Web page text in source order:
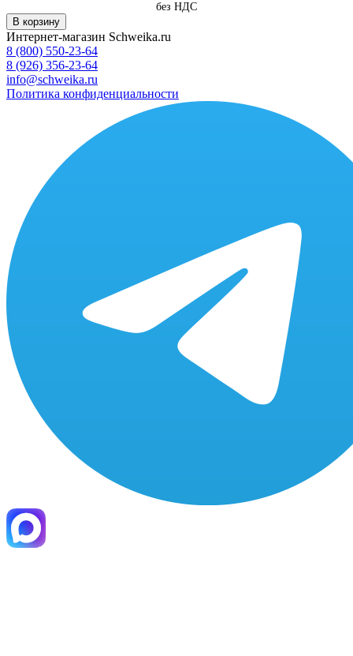
без НДС
В корзину
Интернет-магазин Schweika.ru
8 (800) 550-23-64
8 (926) 356-23-64
info@schweika.ru
Политика конфиденциальности